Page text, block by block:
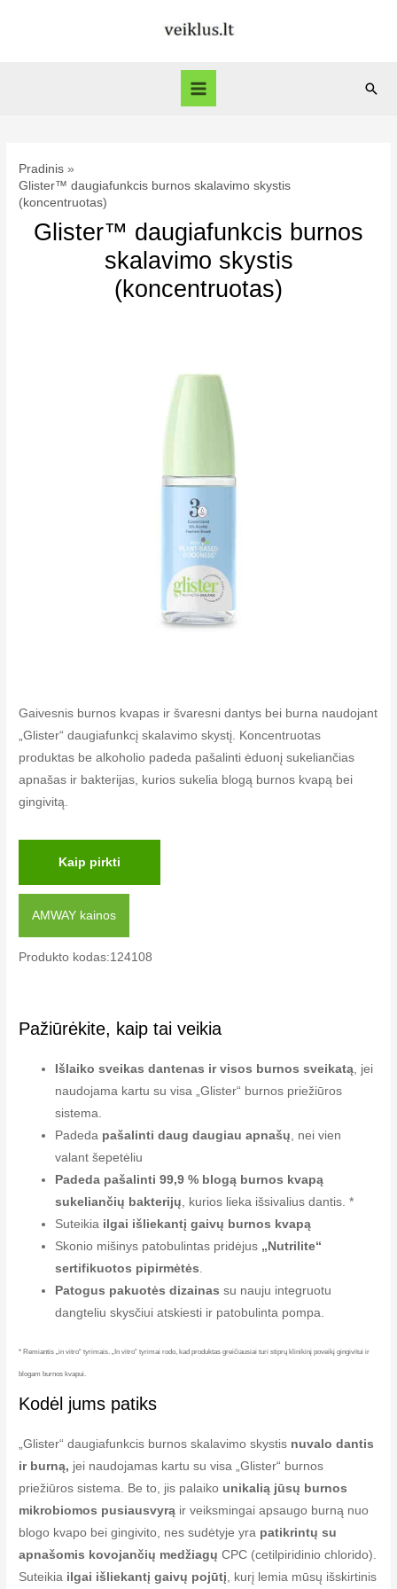
Main
Pradinis
Glister™ daugiafunkcis burnos skalavimo skystis
(koncentruotas)
Glister™ daugiafunkcis burnos
skalavimo skystis
(koncentruotas)
Gaivesnis burnos kvapas ir švaresni dantys bei burna naudojant
„Glister“ daugiafunkcį skalavimo skystį. Koncentruotas
produktas be alkoholio padeda pašalinti ėduonį sukeliančias
apnašas ir bakterijas, kurios sukelia blogą burnos kvapą bei
gingivitą.
Kaip pirkti
AMWAY kainos
Produkto kodas:124108
Pažiūrėkite, kaip tai veikia
Išlaiko sveikas dantenas ir visos burnos sveikatą , jei
naudojama kartu su visa „Glister“ burnos priežiūros
sistema.
Padeda pašalinti daug daugiau apnašų , nei vien
valant šepetėliu
Padeda pašalinti 99,9 % blogą burnos kvapą
sukeliančių bakterijų , kurios lieka išsivalius dantis. *
Suteikia ilgai išliekantį gaivų burnos kvapą
Skonio mišinys patobulintas pridėjus „Nutrilite“
sertifikuotos pipirmėtės
Patogus pakuotės dizainas su nauju integruotu
dangteliu skysčiui atskiesti ir patobulinta pompa.
* Remiantis „in vitro“ tyrimais. „In vitro“ tyrimai rodo, kad produktas greičiausiai turi stiprų klinikinį poveikį gingivitui ir
blogam burnos kvapui.
Kodėl jums patiks
„Glister“ daugiafunkcis burnos skalavimo skystis nuvalo dantis
ir burną, jei naudojamas kartu su visa „Glister“ burnos
priežiūros sistema. Be to, jis palaiko unikalią jūsų burnos
mikrobiomos pusiausvyrą ir veiksmingai apsaugo burną nuo
blogo kvapo bei gingivito, nes sudėtyje yra patikrintų su
apnašomis kovojančių medžiagųCPC (cetilpiridinio chlorido).
Suteikia ilgai išliekantį gaivų pojūtį , kurį lemia mūsų išskirtinis